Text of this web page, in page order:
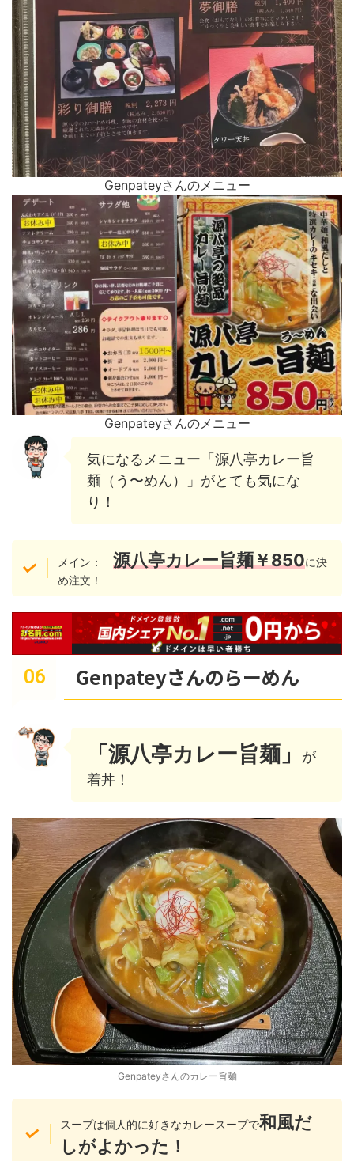
Genpateyさんのメニュー
Genpateyさんのメニュー
気になるメニュー「源八亭カレー旨
麺（う〜めん）」がとても気にな
り！
メイン：源八亭カレー旨麺￥850に決
め注文！
Genpateyさんのらーめん
「源八亭カレー旨麺」
が
着丼！
Genpateyさんのカレー旨麺
スープは個人的に好きなカレースープで和風だ
しがよかった！